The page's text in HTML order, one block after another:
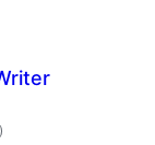
Chat
مجموعی
درجہ
)